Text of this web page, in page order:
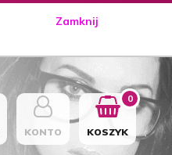
Zamknij
KONTO KOSZYK
0